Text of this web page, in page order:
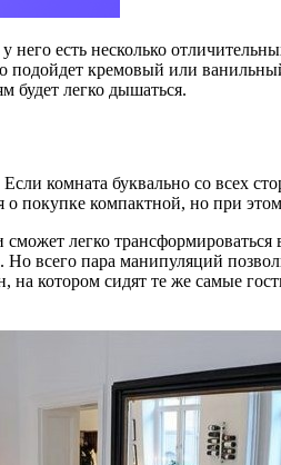
есть несколько
кремовый или
будет легко дышаться.
комната буквально со всех
о покупке компактной, но при
легко
всего пара манипуляций
котором сидят те же самые